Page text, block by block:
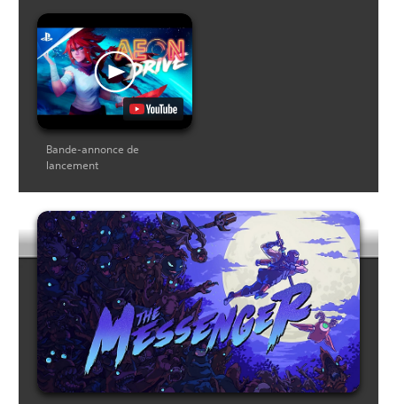
Bande-annonce de
lancement